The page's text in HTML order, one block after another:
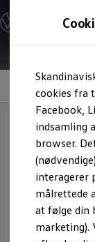
cookies fra
Facebook,
indsamling
browser.
interagerer
målrettede
at følge din
marketing).
footer
Modeller og
Byg
Alle
Kend
Erhvervsbiler
Service
Elektriske biler
Elbiler
Mere